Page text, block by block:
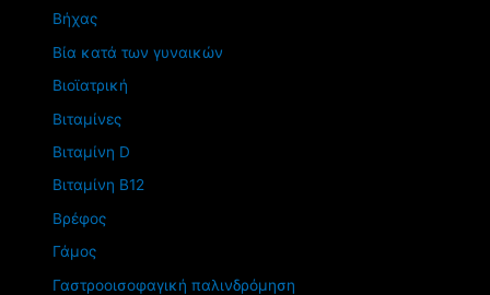
Βήχας
Βία κατά των γυναικών
Βιοϊατρική
Βιταμίνες
Βιταμίνη D
Βιταμίνη Β12
Βρέφος
Γάμος
Γαστροοισοφαγική παλινδρόμηση